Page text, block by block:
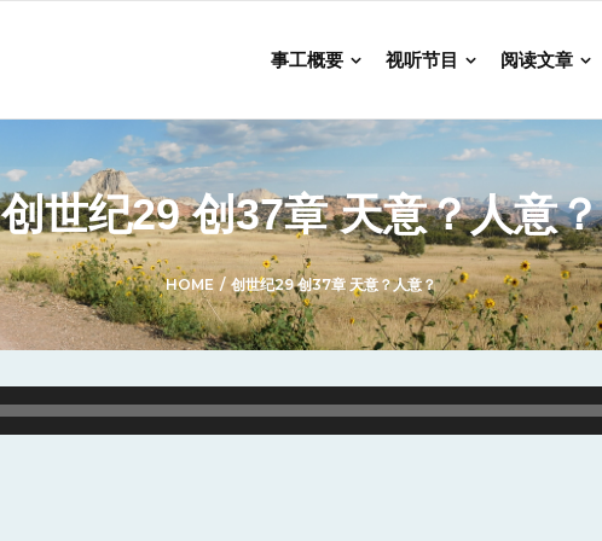
事工概要 视听节目 阅读文章
创世纪29 创37章 天意？人意？
HOME / 创世纪29 创37章 天意？人意？